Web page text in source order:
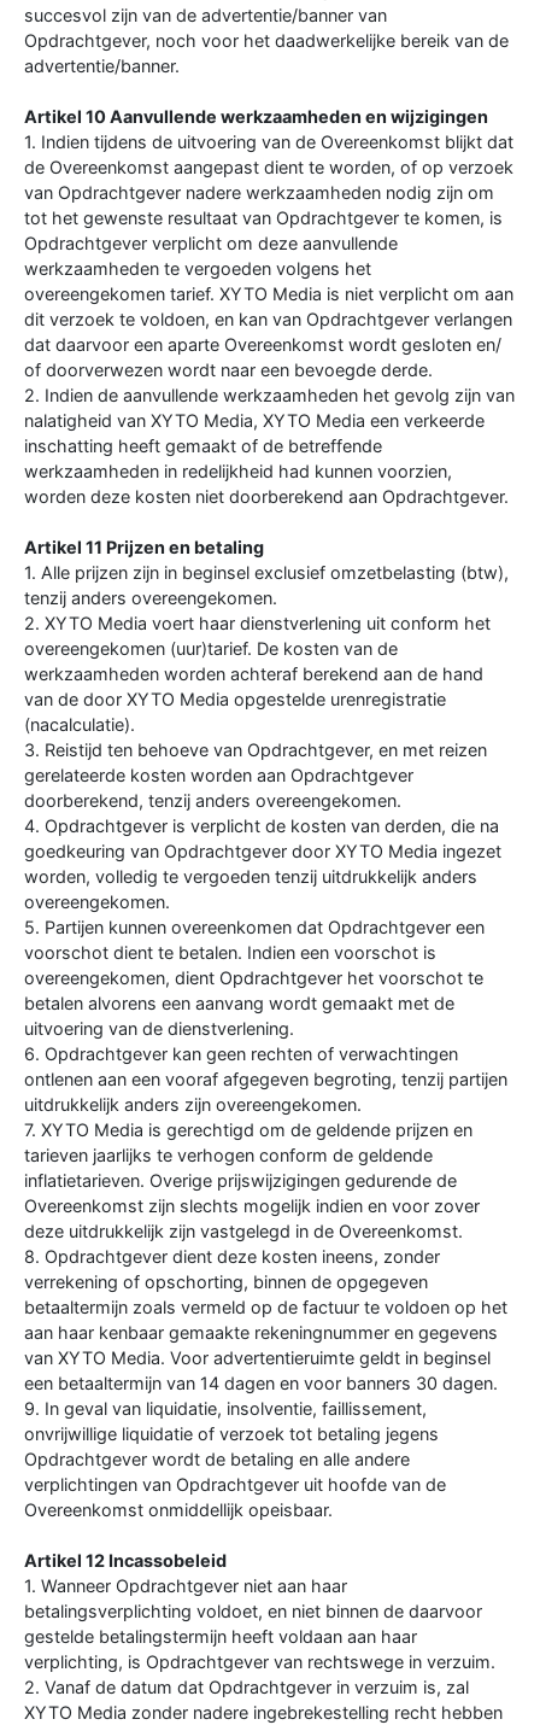
succesvol zijn van de advertentie/banner van
Opdrachtgever, noch voor het daadwerkelijke bereik van de
advertentie/banner.
Artikel 10 Aanvullende werkzaamheden en wijzigingen
1. Indien tijdens de uitvoering van de Overeenkomst blijkt dat
de Overeenkomst aangepast dient te worden, of op verzoek
van Opdrachtgever nadere werkzaamheden nodig zijn om
tot het gewenste resultaat van Opdrachtgever te komen, is
Opdrachtgever verplicht om deze aanvullende
werkzaamheden te vergoeden volgens het
overeengekomen tarief. XYTO Media is niet verplicht om aan
dit verzoek te voldoen, en kan van Opdrachtgever verlangen
dat daarvoor een aparte Overeenkomst wordt gesloten en/
of doorverwezen wordt naar een bevoegde derde.
2. Indien de aanvullende werkzaamheden het gevolg zijn van
nalatigheid van XYTO Media, XYTO Media een verkeerde
inschatting heeft gemaakt of de betreffende
werkzaamheden in redelijkheid had kunnen voorzien,
worden deze kosten niet doorberekend aan Opdrachtgever.
Artikel 11 Prijzen en betaling
1. Alle prijzen zijn in beginsel exclusief omzetbelasting (btw),
tenzij anders overeengekomen.
2. XYTO Media voert haar dienstverlening uit conform het
overeengekomen (uur)tarief. De kosten van de
werkzaamheden worden achteraf berekend aan de hand
van de door XYTO Media opgestelde urenregistratie
(nacalculatie).
3. Reistijd ten behoeve van Opdrachtgever, en met reizen
gerelateerde kosten worden aan Opdrachtgever
doorberekend, tenzij anders overeengekomen.
4. Opdrachtgever is verplicht de kosten van derden, die na
goedkeuring van Opdrachtgever door XYTO Media ingezet
worden, volledig te vergoeden tenzij uitdrukkelijk anders
overeengekomen.
5. Partijen kunnen overeenkomen dat Opdrachtgever een
voorschot dient te betalen. Indien een voorschot is
overeengekomen, dient Opdrachtgever het voorschot te
betalen alvorens een aanvang wordt gemaakt met de
uitvoering van de dienstverlening.
6. Opdrachtgever kan geen rechten of verwachtingen
ontlenen aan een vooraf afgegeven begroting, tenzij partijen
uitdrukkelijk anders zijn overeengekomen.
7. XYTO Media is gerechtigd om de geldende prijzen en
tarieven jaarlijks te verhogen conform de geldende
inflatietarieven. Overige prijswijzigingen gedurende de
Overeenkomst zijn slechts mogelijk indien en voor zover
deze uitdrukkelijk zijn vastgelegd in de Overeenkomst.
8. Opdrachtgever dient deze kosten ineens, zonder
verrekening of opschorting, binnen de opgegeven
betaaltermijn zoals vermeld op de factuur te voldoen op het
aan haar kenbaar gemaakte rekeningnummer en gegevens
van XYTO Media. Voor advertentieruimte geldt in beginsel
een betaaltermijn van 14 dagen en voor banners 30 dagen.
9. In geval van liquidatie, insolventie, faillissement,
onvrijwillige liquidatie of verzoek tot betaling jegens
Opdrachtgever wordt de betaling en alle andere
verplichtingen van Opdrachtgever uit hoofde van de
Overeenkomst onmiddellijk opeisbaar.
Artikel 12 Incassobeleid
1. Wanneer Opdrachtgever niet aan haar
betalingsverplichting voldoet, en niet binnen de daarvoor
gestelde betalingstermijn heeft voldaan aan haar
verplichting, is Opdrachtgever van rechtswege in verzuim.
2. Vanaf de datum dat Opdrachtgever in verzuim is, zal
XYTO Media zonder nadere ingebrekestelling recht hebben